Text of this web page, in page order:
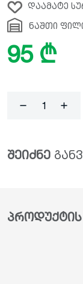
დაამატე
ნაშთი
95 ₾
შეიძნე
პროდუქტის